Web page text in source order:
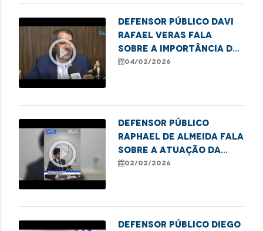
play_circle_outline
Defensor público Davi
Rafael Veras fala
sobre a importância da
lei Infância e
04/02/2026
play_circle_outline
Defensor Público
Raphael de Almeida fala
sobre a atuação da
Defensoria no Núcleo
02/02/2026
Defensor Público Diego